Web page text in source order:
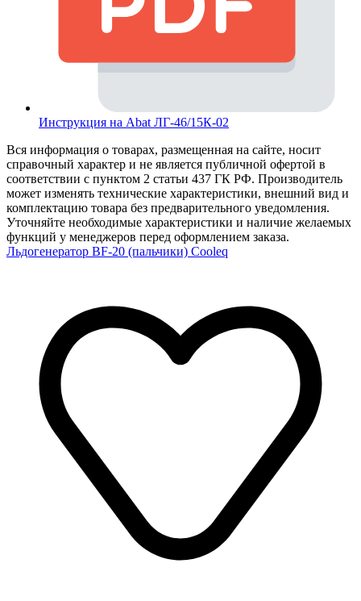
Инструкция на Abat ЛГ-46/15К-02
Вся информация о товарах, размещенная на сайте, носит
справочный характер и не является публичной офертой в
соответствии с пунктом 2 статьи 437 ГК РФ. Производитель
может изменять технические характеристики, внешний вид и
комплектацию товара без предварительного уведомления.
Уточняйте необходимые характеристики и наличие желаемых
функций у менеджеров перед оформлением заказа.
Льдогенератор BF-20 (пальчики) Cooleq